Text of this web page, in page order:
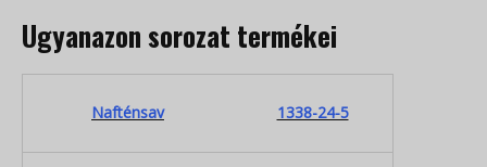
Ugyanazon sorozat termékei
Nafténsav 1338-24-5